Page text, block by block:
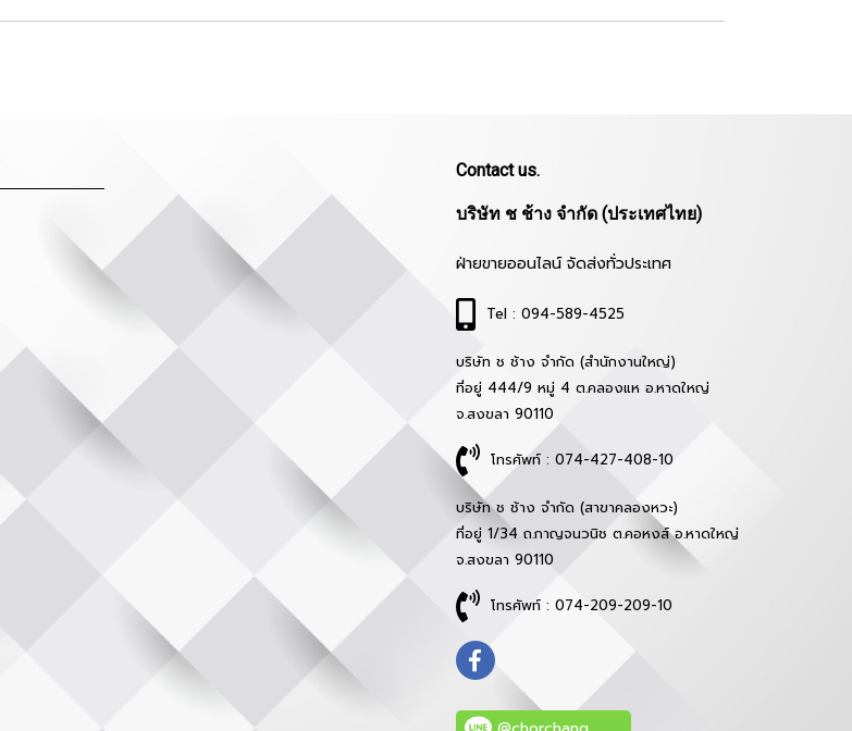
Contact us.
บริษัท ช ช้าง จำกัด (ประเทศไทย)
ฝ่ายขายออนไลน์ จัดส่งทั่วประเทศ
Tel : 094-589-4525
บริษัท ช ช้าง จำกัด (สำนักงานใหญ่)
ที่อยู่ 444/9 หมู่ 4 ต.คลองแห อ.หาดใหญ่
จ.สงขลา 90110
โทรศัพท์ : 074-427-408-10
บริษัท ช ช้าง จำกัด (สาขาคลองหวะ)
ที่อยู่ 1/34 ถ.กาญจนวนิช ต.คอหงส์ อ.หาดใหญ่
จ.สงขลา 90110
โทรศัพท์ : 074-209-209-10